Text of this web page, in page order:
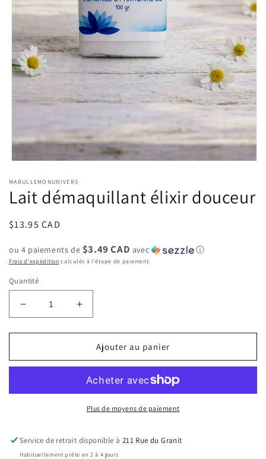
média
1
dans
fenêtre
modale
MABULLEMONUNIVERS
Lait démaquillant élixir douceur
Prix
$13.95 CAD
ou 4 paiements de $3.49 CAD avec ⓘ
Frais d'expédition calculés à l'étape de paiement.
Quantité
Réduire
la
quantité
Lait
douceur
Augmenter
la
quantité
Lait
élixir
douceur
Ajouter au panier
Plus de moyens de paiement
Service de retrait disponible à 211 Rue du Granit
Habituellement prête en 2 à 4 jours